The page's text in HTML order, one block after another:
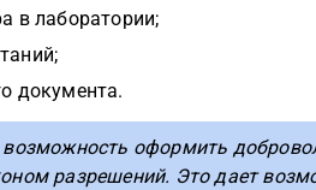
в лаборатории;
документа.
оформить
разрешений. Это дает